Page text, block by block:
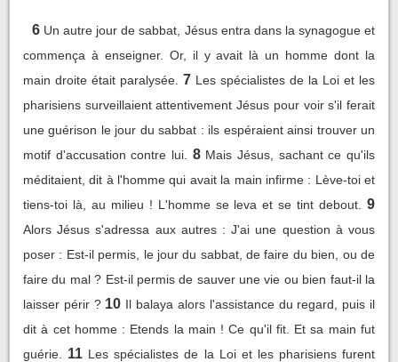
6 Un autre jour de sabbat, Jésus entra dans la synagogue et
commença à enseigner. Or, il y avait là un homme dont la
main droite était paralysée. 7 Les spécialistes de la Loi et les
pharisiens surveillaient attentivement Jésus pour voir s'il ferait
une guérison le jour du sabbat : ils espéraient ainsi trouver un
motif d'accusation contre lui.
8 Mais Jésus, sachant ce qu'ils
méditaient, dit à l'homme qui avait la main infirme : Lève-toi et
tiens-toi là, au milieu ! L'homme se leva et se tint debout.
9
Alors Jésus s'adressa aux autres : J'ai une question à vous
poser : Est-il permis, le jour du sabbat, de faire du bien, ou de
faire du mal ? Est-il permis de sauver une vie ou bien faut-il la
laisser périr ? 10 Il balaya alors l'assistance du regard, puis il
dit à cet homme : Etends la main ! Ce qu'il fit. Et sa main fut
guérie.
11 Les spécialistes de la Loi et les pharisiens furent